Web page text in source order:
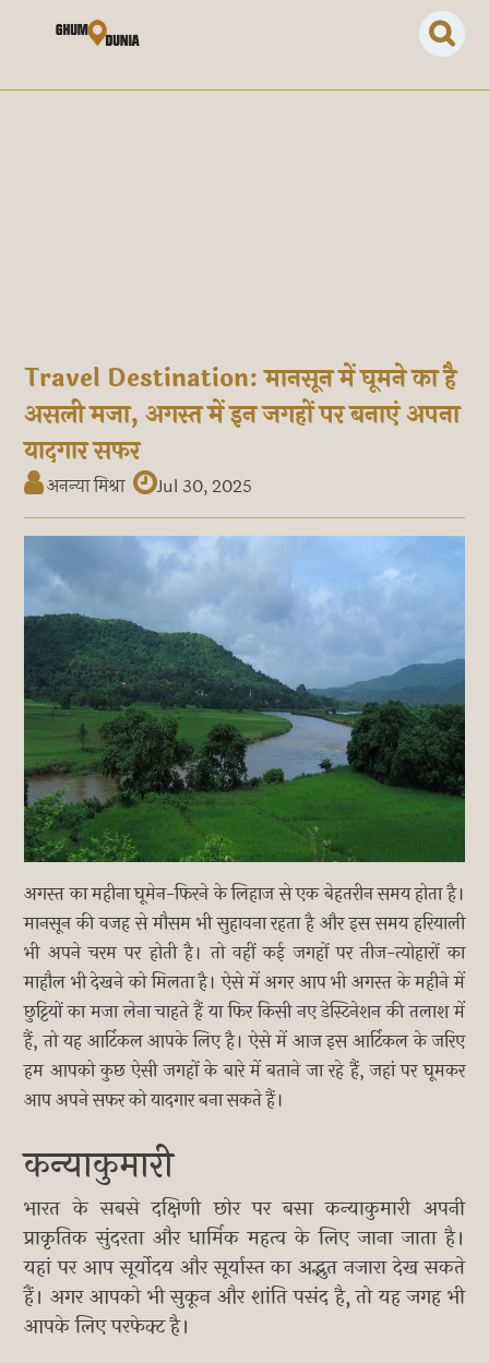
Travel Destination: मानसून में घूमने का है
असली मजा, अगस्त में इन जगहों पर बनाएं अपना
यादगार सफर
अनन्या मिश्रा Jul 30, 2025
अगस्त का महीना घूमेन-फिरने के लिहाज से एक बेहतरीन समय होता है।
मानसून की वजह से मौसम भी सुहावना रहता है और इस समय हरियाली
भी अपने चरम पर होती है। तो वहीं कई जगहों पर तीज-त्योहारों का
माहौल भी देखने को मिलता है। ऐसे में अगर आप भी अगस्त के महीने में
छुट्टियों का मजा लेना चाहते हैं या फिर किसी नए डेस्टिनेशन की तलाश में
हैं, तो यह आर्टिकल आपके लिए है। ऐसे में आज इस आर्टिकल के जरिए
हम आपको कुछ ऐसी जगहों के बारे में बताने जा रहे हैं, जहां पर घूमकर
आप अपने सफर को यादगार बना सकते हैं।
कन्याकुमारी
भारत के सबसे दक्षिणी छोर पर बसा कन्याकुमारी अपनी
प्राकृतिक सुंदरता और धार्मिक महत्व के लिए जाना जाता है।
यहां पर आप सूर्योदय और सूर्यास्त का अद्भुत नजारा देख सकते
हैं। अगर आपको भी सुकून और शांति पसंद है, तो यह जगह भी
आपके लिए परफेक्ट है।